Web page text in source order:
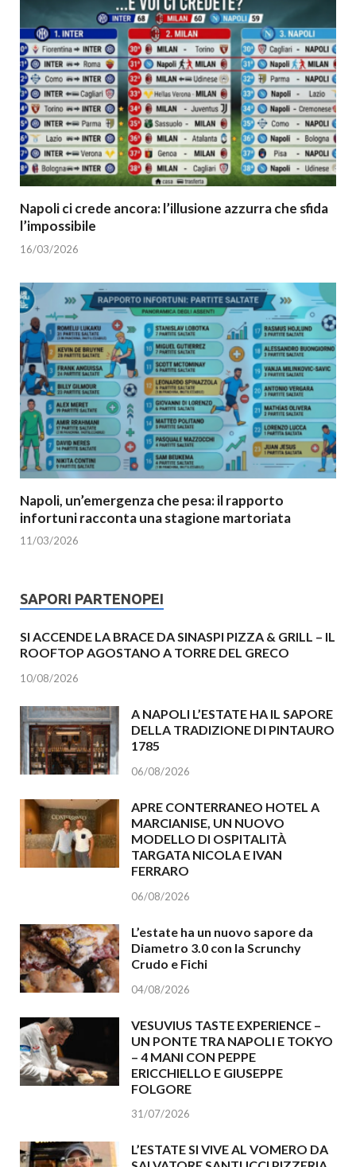
Napoli ci crede ancora: l’illusione azzurra che sfida
l’impossibile
16/03/2026
Napoli, un’emergenza che pesa: il rapporto
infortuni racconta una stagione martoriata
11/03/2026
SAPORI PARTENOPEI
SI ACCENDE LA BRACE DA SINASPI PIZZA & GRILL – IL
ROOFTOP AGOSTANO A TORRE DEL GRECO
10/08/2026
A NAPOLI L’ESTATE HA IL SAPORE
DELLA TRADIZIONE DI PINTAURO
1785
06/08/2026
APRE CONTERRANEO HOTEL A
MARCIANISE, UN NUOVO
MODELLO DI OSPITALITÀ
TARGATA NICOLA E IVAN
FERRARO
06/08/2026
L’estate ha un nuovo sapore da
Diametro 3.0 con la Scrunchy
Crudo e Fichi
04/08/2026
VESUVIUS TASTE EXPERIENCE –
UN PONTE TRA NAPOLI E TOKYO
– 4 MANI CON PEPPE
ERICCHIELLO E GIUSEPPE
FOLGORE
31/07/2026
L’ESTATE SI VIVE AL VOMERO DA